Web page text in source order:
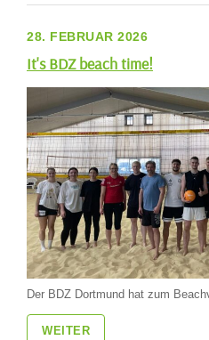
28. FEBRUAR 2026
It's BDZ beach time!
Der BDZ Dortmund hat zum
WEITER